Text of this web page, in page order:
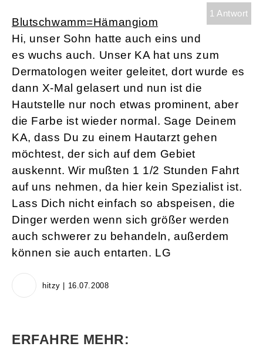
1 Antwort
Blutschwamm=Hämangiom
Hi, unser Sohn hatte auch eins und
es wuchs auch. Unser KA hat uns zum
Dermatologen weiter geleitet, dort wurde es
dann X-Mal gelasert und nun ist die
Hautstelle nur noch etwas prominent, aber
die Farbe ist wieder normal. Sage Deinem
KA, dass Du zu einem Hautarzt gehen
möchtest, der sich auf dem Gebiet
auskennt. Wir mußten 1 1/2 Stunden Fahrt
auf uns nehmen, da hier kein Spezialist ist.
Lass Dich nicht einfach so abspeisen, die
Dinger werden wenn sich größer werden
auch schwerer zu behandeln, außerdem
können sie auch entarten. LG
hitzy | 16.07.2008
ERFAHRE MEHR: